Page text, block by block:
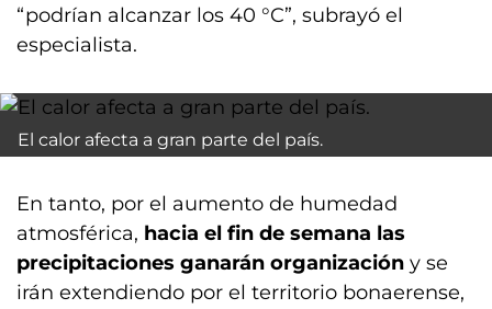
“podrían alcanzar los 40 °C”, subrayó el
especialista.
El calor afecta a gran parte del país.
En tanto, por el aumento de humedad
atmosférica, hacia el fin de semana las
precipitaciones ganarán organización y se
irán extendiendo por el territorio bonaerense,